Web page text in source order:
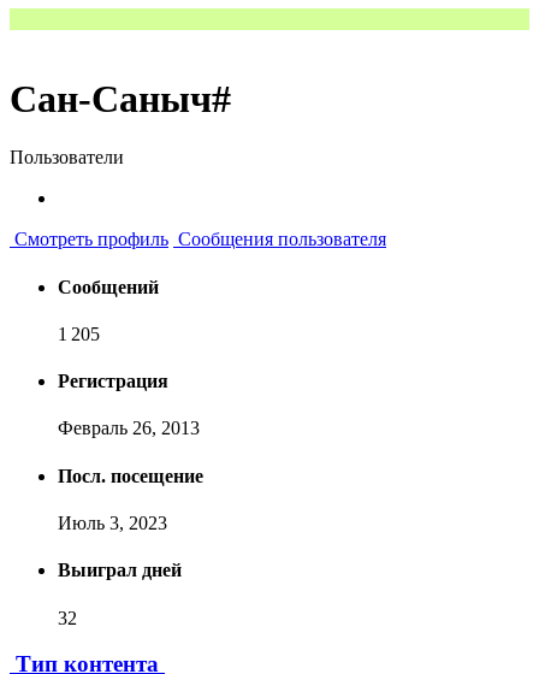
Сан-Саныч#
Пользователи
Смотреть профиль Сообщения пользователя
Сообщений
1 205
Регистрация
Февраль 26, 2013
Посл. посещение
Июль 3, 2023
Выиграл дней
32
Тип контента